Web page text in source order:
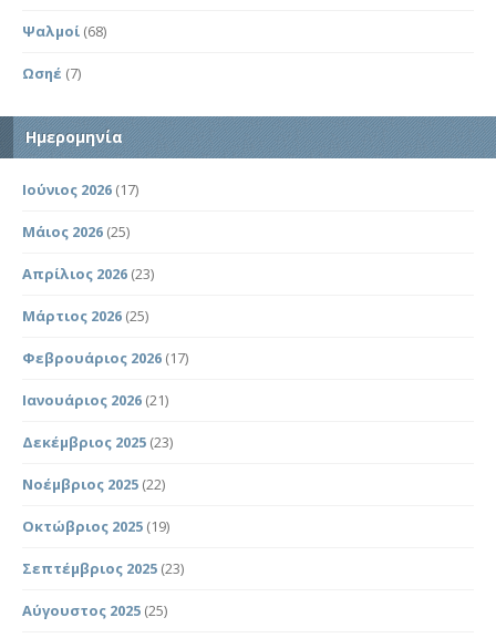
Ψαλμοί (68)
Ωσηέ (7)
Ημερομηνία
Ιούνιος 2026 (17)
Μάιος 2026 (25)
Απρίλιος 2026 (23)
Μάρτιος 2026 (25)
Φεβρουάριος 2026 (17)
Ιανουάριος 2026 (21)
Δεκέμβριος 2025 (23)
Νοέμβριος 2025 (22)
Οκτώβριος 2025 (19)
Σεπτέμβριος 2025 (23)
Αύγουστος 2025 (25)